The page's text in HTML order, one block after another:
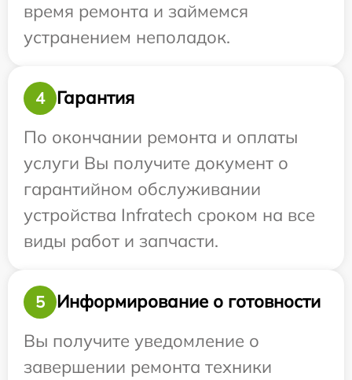
время ремонта и займемся
устранением неполадок.
4
Гарантия
По окончании ремонта и оплаты
услуги Вы получите документ о
гарантийном обслуживании
устройства Infratech сроком на все
виды работ и запчасти.
5
Информирование о готовности
Вы получите уведомление о
завершении ремонта техники